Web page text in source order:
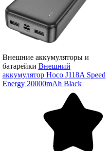
Внешние аккумуляторы и
батарейки Внешний
аккумулятор Hoco J118A Speed
Energy 20000mAh Black